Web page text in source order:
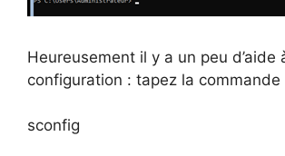
Heureusement il y a un peu d’aide
configuration : tapez la commande
sconfig